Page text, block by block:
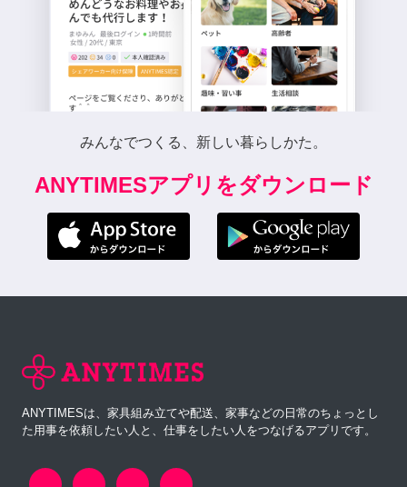
みんなでつくる、新しい暮らしかた。
ANYTIMESアプリをダウンロード
ANYTIMESは、家具組み立てや配送、家事などの日常のちょっとし
た用事を依頼したい人と、仕事をしたい人をつなげるアプリです。